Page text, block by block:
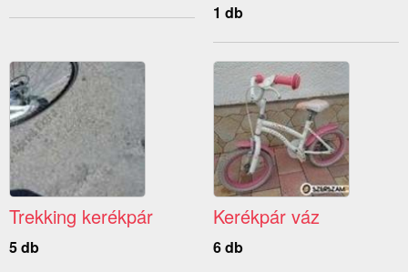
1 db
Trekking kerékpár
5 db
Kerékpár váz
6 db